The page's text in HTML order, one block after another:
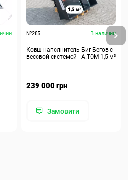
№285 В наличии
Ковш наполнитель Биг Бегов с
весовой системой - А.ТОМ 1,5 м³
239 000 грн
Замовити